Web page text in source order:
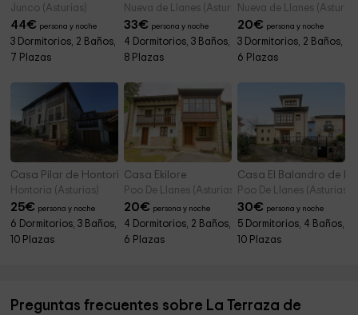
Junco (Asturias)
44€ persona y noche
3 Dormitorios, 2 Baños,
7 Plazas
Nueva de Llanes (Asturias)
33€ persona y noche
4 Dormitorios, 3 Baños,
8 Plazas
Nueva de Llanes
20€ persona y noche
3 Dormitorios, 2 Baños,
6 Plazas
Casa Pilar de Hontoria
Hontoria (Asturias)
25€ persona y noche
6 Dormitorios, 3 Baños,
10 Plazas
Casa Ekilore
Poo De Llanes (Asturias)
20€ persona y noche
4 Dormitorios, 2 Baños,
6 Plazas
Casa El Balandro de
Poo De Llanes (Asturias)
30€ persona y noche
5 Dormitorios, 4 Baños,
10 Plazas
Preguntas frecuentes sobre La Terraza de